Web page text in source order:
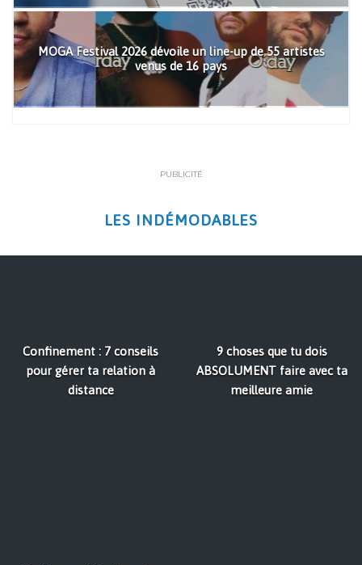
MOGA Festival 2026 dévoile un line-up de 55 artistes
venus de 16 pays
PUBLICITÉ
LES INDÉMODABLES
Confinement : 7 conseils
pour gérer ta relation à
distance
9 choses que tu dois
ABSOLUMENT faire avec ta
meilleure amie